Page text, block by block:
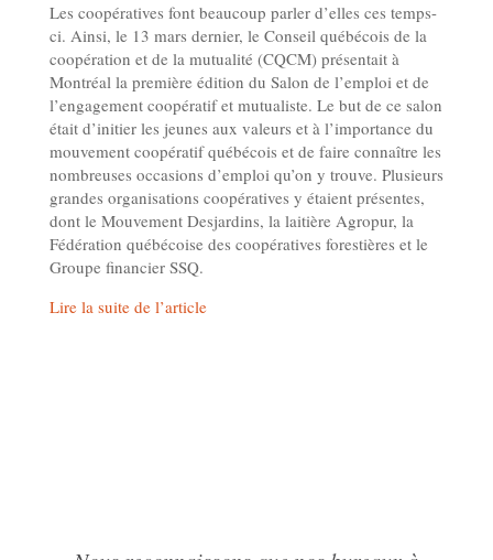
Les coopératives font beaucoup parler d’elles ces temps-
ci. Ainsi, le 13 mars dernier, le Conseil québécois de la
coopération et de la mutualité (CQCM) présentait à
Montréal la première édition du Salon de l’emploi et de
l’engagement coopératif et mutualiste. Le but de ce salon
était d’initier les jeunes aux valeurs et à l’importance du
mouvement coopératif québécois et de faire connaître les
nombreuses occasions d’emploi qu’on y trouve. Plusieurs
grandes organisations coopératives y étaient présentes,
dont le Mouvement Desjardins, la laitière Agropur, la
Fédération québécoise des coopératives forestières et le
Groupe financier SSQ.
Lire la suite de l’article